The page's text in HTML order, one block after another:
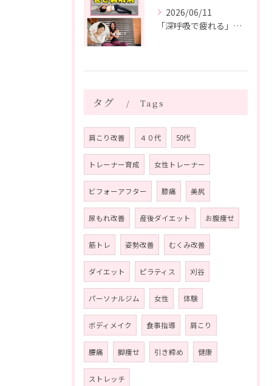
2026/06/11
「深呼吸で疲れる」の、実は普通じゃありません。
タグ Tags
肩こり改善 ４０代 50代
トレーナー育成 女性トレーナー
ビフォーアフター 膝痛 美尻
尿もれ改善 産後ダイエット お腹痩せ
筋トレ 姿勢改善 むくみ改善
ダイエット ピラティス 刈谷
パーソナルジム 女性 体験
ボディメイク 食事指導 肩こり
腰痛 脚痩せ 引き締め 健康
ストレッチ